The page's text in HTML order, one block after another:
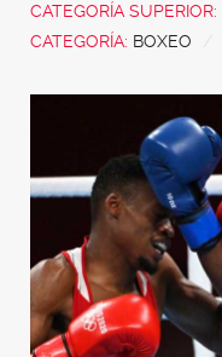
CATEGORÍA SUPERIOR:
CATEGORÍA: BOXEO